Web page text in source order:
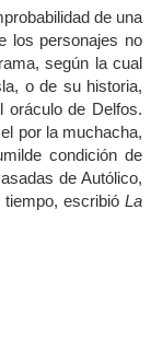
de una
los personajes no
según la cual
o de su historia,
oráculo de Delfos.
por la muchacha,
condición de
de Autólico,
escribió La